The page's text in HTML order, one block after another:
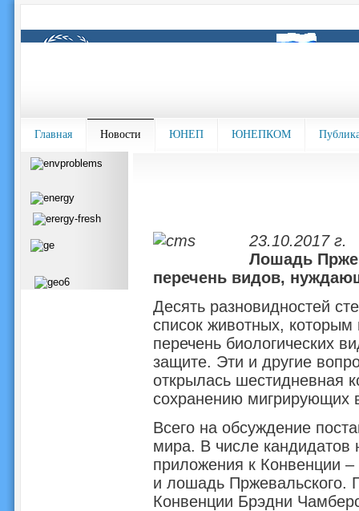
Главная Новости ЮНЕП ЮНЕПКОМ
23.10.2017 г.
Лошадь
перечень видов,
Десять разновидностей
список животных,
перечень биологических
защите. Эти и другие
открылась шестидневная
сохранению мигрирующих
Всего на обсуждение
мира. В числе кандидатов
приложения к Конвенции
и лошадь Пржевальского.
Конвенции Брэдни